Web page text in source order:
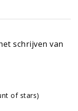
schrijven van
of stars)